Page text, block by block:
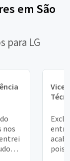
em São
para LG
nos
pois